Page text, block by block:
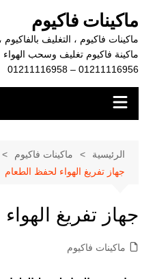
المحتوى
ماكينات فاكيوم
ماكينات فاكيوم ، التغليف
01211116956 – 01211116958
الرئيسية
ماكينات فاكيوم
جهاز تفريغ الهواء لحفظ الطعام
جهاز تفريغ
ماكينات فاكيوم